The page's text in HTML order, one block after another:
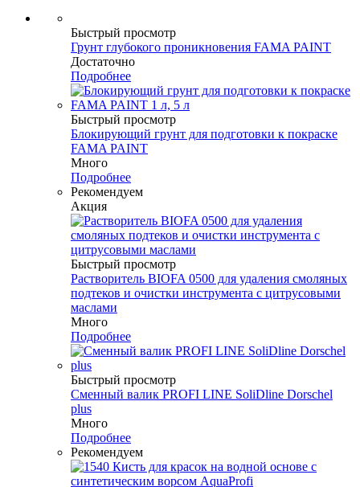
Быстрый просмотр
Грунт глубокого проникновения FAMA PAINT
Достаточно
Подробнее
Быстрый просмотр
Блокирующий грунт для подготовки к покраске
FAMA PAINT
Много
Подробнее
Рекомендуем
Акция
Быстрый просмотр
Растворитель BIOFA 0500 для удаления смоляных
подтеков и очистки инструмента с цитрусовыми
маслами
Много
Подробнее
Быстрый просмотр
Сменный валик PROFI LINE SoliDline Dorschel
plus
Много
Подробнее
Рекомендуем